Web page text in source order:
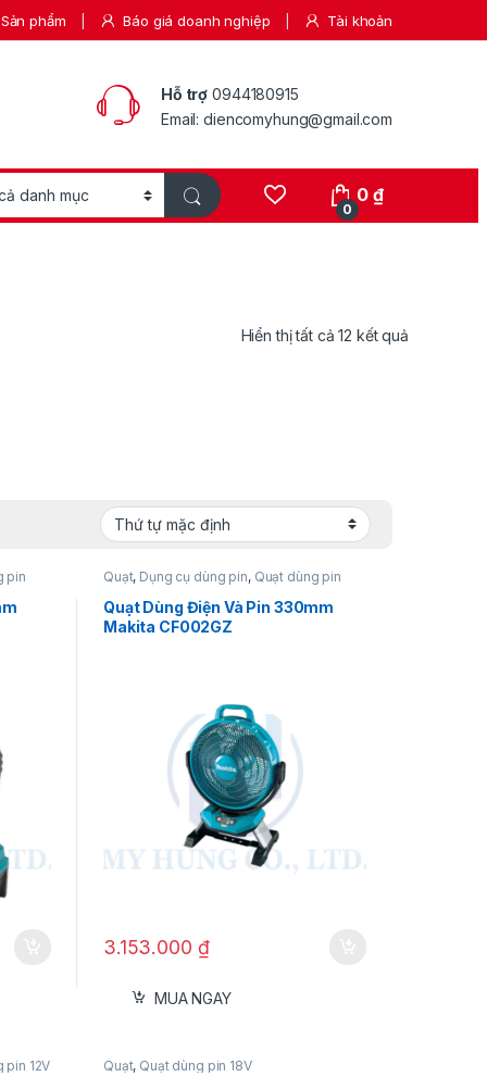
Sản phẩm Báo giá doanh nghiệp Tài khoản
Hỗ trợ 0944180915
Email: diencomyhung@gmail.com
0
0₫
Hiển thị tất cả 12 kết quả
pin
Quạt, Dụng cụ dùng pin, Quạt dùng pin
40V
Quạt Dùng Điện Và Pin 330mm
Makita CF002GZ
3.153.000 ₫
MUA NGAY
pin 12V Quạt, Quạt dùng pin 18V